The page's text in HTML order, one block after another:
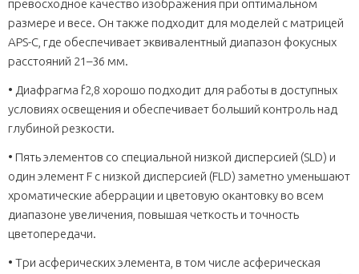
превосходное качество изображения при оптимальном
размере и весе. Он также подходит для моделей с матрицей
APS-C, где обеспечивает эквивалентный диапазон фокусных
расстояний 21–36 мм.
• Диафрагма f2,8 хорошо подходит для работы в доступных
условиях освещения и обеспечивает больший контроль над
глубиной резкости.
• Пять элементов со специальной низкой дисперсией (SLD) и
один элемент F с низкой дисперсией (FLD) заметно уменьшают
хроматические аберрации и цветовую окантовку во всем
диапазоне увеличения, повышая четкость и точность
цветопередачи.
• Три асферических элемента, в том числе асферическая